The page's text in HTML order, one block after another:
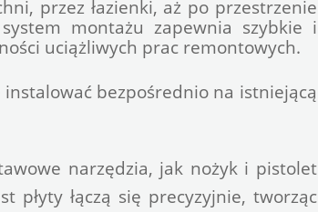
przez łazienki, aż po przestrzenie
montażu zapewnia szybkie i
uciążliwych prac remontowych.
bezpośrednio na istniejącą
narzędzia, jak nożyk i pistolet
płyty łączą się precyzyjnie, tworząc